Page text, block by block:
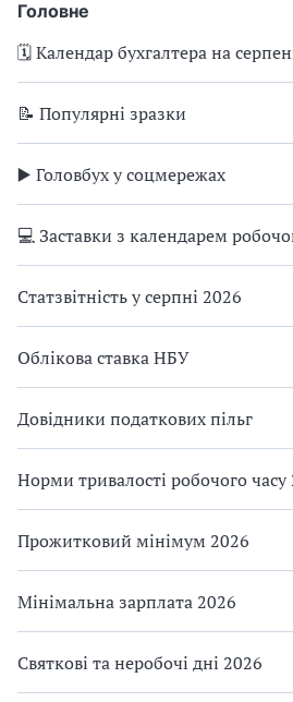
Головне
🗓️ Календар бухгалтера на
📝 Популярні зразки
▶️ Головбух у соцмережах
💻 Заставки з календарем
Статзвітність у серпні 2026
Облікова ставка НБУ
Довідники податкових пільг
Норми тривалості робочого часу
Прожитковий мінімум 2026
Мінімальна зарплата 2026
Святкові та неробочі дні 2026